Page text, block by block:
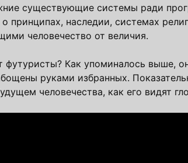
существующие системы ради
принципах, наследии, системах
человечество от величия.
футуристы? Как упоминалось выше,
руками избранных.
человечества, как его видят